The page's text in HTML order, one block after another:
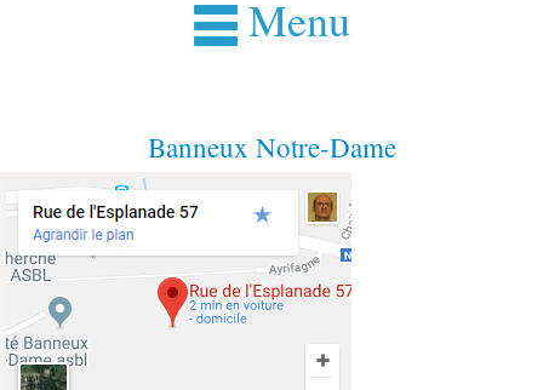
Menu
Banneux Notre-Dame